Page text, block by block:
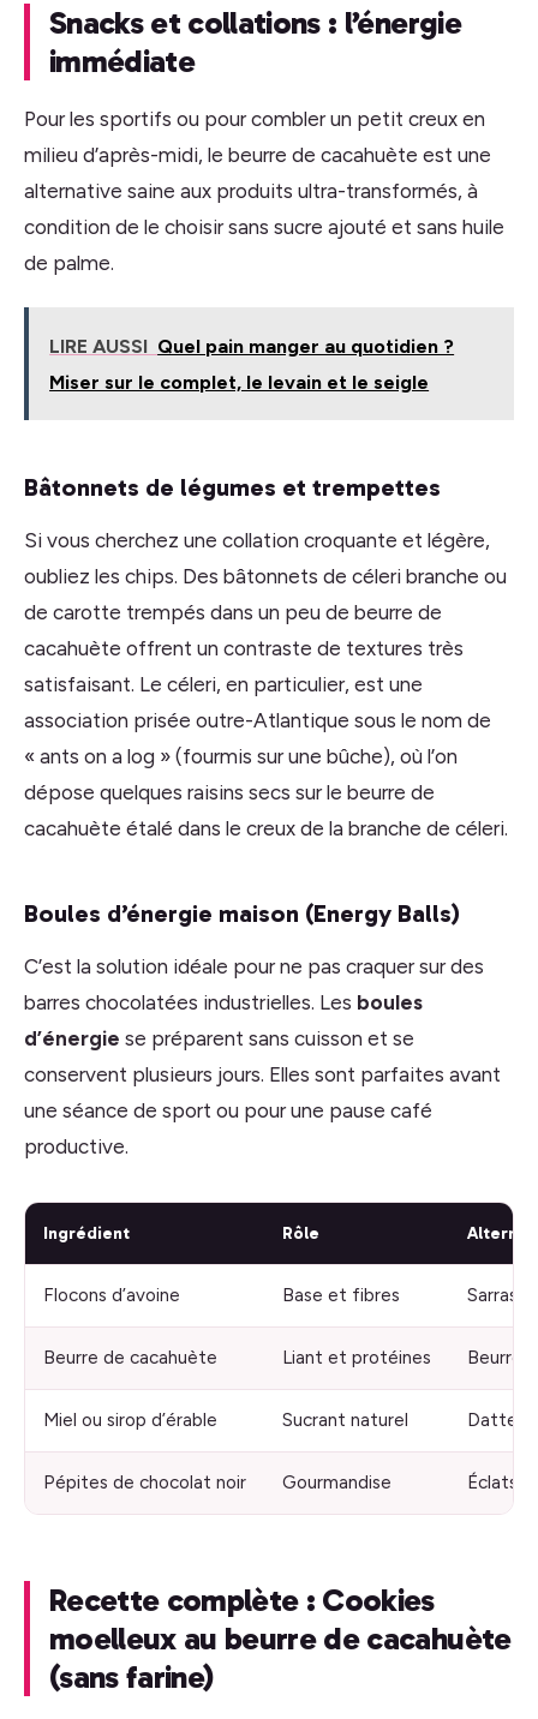
Snacks et collations : l’énergie
immédiate
Pour les sportifs ou pour combler un petit creux en
milieu d’après-midi, le beurre de cacahuète est une
alternative saine aux produits ultra-transformés, à
condition de le choisir sans sucre ajouté et sans huile
de palme.
LIRE AUSSI Quel pain manger au quotidien ?
Miser sur le complet, le levain et le seigle
Bâtonnets de légumes et trempettes
Si vous cherchez une collation croquante et légère,
oubliez les chips. Des bâtonnets de céleri branche ou
de carotte trempés dans un peu de beurre de
cacahuète offrent un contraste de textures très
satisfaisant. Le céleri, en particulier, est une
association prisée outre-Atlantique sous le nom de
« ants on a log » (fourmis sur une bûche), où l’on
dépose quelques raisins secs sur le beurre de
cacahuète étalé dans le creux de la branche de céleri.
Boules d’énergie maison (Energy Balls)
C’est la solution idéale pour ne pas craquer sur des
barres chocolatées industrielles. Les boules
d’énergie se préparent sans cuisson et se
conservent plusieurs jours. Elles sont parfaites avant
une séance de sport ou pour une pause café
productive.
Ingrédient Rôle
Flocons d’avoine Base et fibres
Beurre de cacahuète Liant et protéines Beurre
Miel ou sirop d’érable Sucrant naturel Dattes
Pépites de chocolat noir Gourmandise Éclats
Recette complète : Cookies
moelleux au beurre de cacahuète
(sans farine)